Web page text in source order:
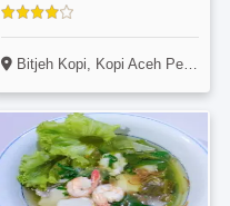
Bitjeh Kopi, Kopi Aceh Pertokoan SP Plaza Blok F1 F2, Jl. Letjend Suprapto, Sagulung, Batam